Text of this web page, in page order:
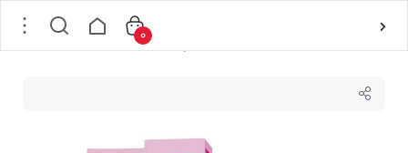
رنگ مو شماره 8/32 بژ آلفرد ALFRED حجم 100 میل
0